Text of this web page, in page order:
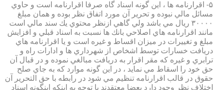
۵- اقرارنامه ها ، اين گونه اسناد گاه صرفا اقرارنامه است و حاوي
مسائل مالي نبوده و تحرير آن مورد اتفاق نظر بوده و همان مبلغ
۳۰۰۰۰ ريال مي باشد ولي گاهي ازنظر محتوي يك سند مالي است
مانند اقرارنامه هاي اصلاحي بانك ها نسبت به اسناد قبلي و افزايش
مبلغ و تغييرات در ميزان اقساط و غيره است و يا اقرارنامه هاي
دريافت خسارات توسط اشخاص از شهرداري ها و ادارات راه و
ترابري و غيره كه مقر اقرار به دريافت مبالغي نموده و در قبال آن
حق خود را اسقاط مي نمايد ، در اين گونه موارد كه به جاي صلح
حقوق در قالب اقرارنامه تنظيم مي شود در رابطه با حق التحرير آن
اختلاف نظر وجود دارد بعضا معتقدند با توجه به اينكه اينگونه اسناد